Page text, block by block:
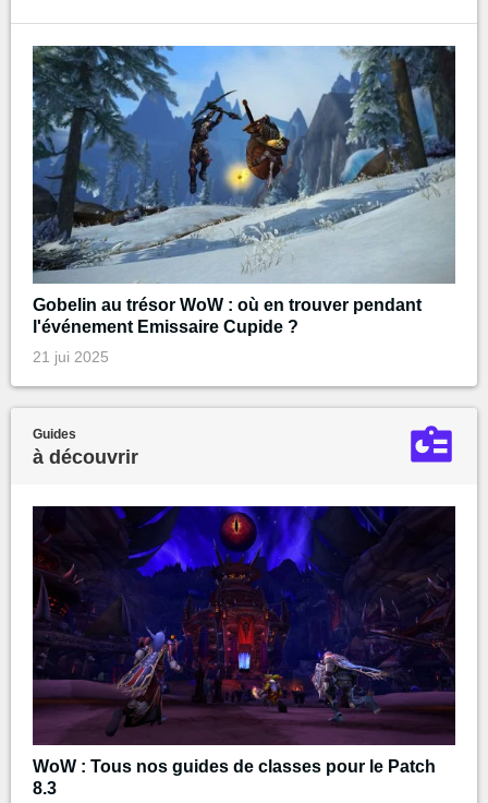
Gobelin au trésor WoW : où en trouver pendant
l'événement Emissaire Cupide ?
21 jui 2025
Guides
à découvrir
WoW : Tous nos guides de classes pour le Patch
8.3